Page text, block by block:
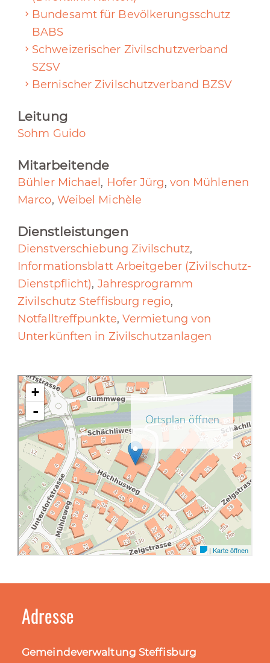
Bundesamt für Bevölkerungsschutz
BABS
Schweizerischer Zivilschutzverband
SZSV
Bernischer Zivilschutzverband BZSV
Leitung
Sohm Guido
Mitarbeitende
Bühler Michael , Hofer Jürg, von Mühlenen
Marco, Weibel Michèle
Dienstleistungen
Dienstverschiebung Zivilschutz,
Informationsblatt Arbeitgeber (Zivilschutz-
Dienstpflicht), Jahresprogramm
Zivilschutz Steffisburg regio,
Notfalltreffpunkte, Vermietung von
Unterkünften in Zivilschutzanlagen
Adresse
Gemeindeverwaltung Steffisburg